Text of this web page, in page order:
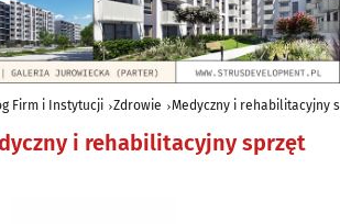
Firm i Instytucji Zdrowie Medyczny i rehabilitacyjny
i rehabilitacyjny sprzęt